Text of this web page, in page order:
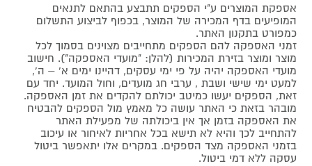
אספקת המוצרים ע"י הספקים תתבצע בהתאם לתנאים
המופיעים בדף המכירה של המוצר, בכפוף לביצוע התשלום
כמפורט בתקנון האתר.
זמני האספקה להם הספקים מתחייבים מצוינים בסמוך לכל
מוצר ומוצר בזירת המכירות (להלן: "מועדי האספקה"). חישוב
מועדי האספקה יהיה על פי ימי עסקים, דהיינו ימים א' – ה',
למעט ימי שישי ושבת , ערבי חג מועדים, וחול המועד. יחד עם
זאת, הספקים יעשו כמיטב יכולתם להקדים את זמן האספקה.
מובהר בזאת כי האתר עושה כל מאמץ מול הספקים להבטיח
את האספקה בזמן אך אין ביכולתה של מפעילת האתר
להתחייב לכך והיא לא תישא בכל אחריות לאיחור או עיכוב
בזמני האספקה מצד הספקים. במקרים אלו יתאפשר ביטול
עסקה ללא דמי ביטול.